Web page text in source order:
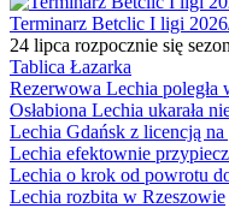
Terminarz Betclic I ligi
24 lipca rozpocznie się
Tablica Łazarka
Rezerwowa Lechia poległa
Osłabiona Lechia ukarała
Lechia Gdańsk z licencją
Lechia efektownie
Lechia o krok od powrotu
Lechia rozbita w Rzeszowie